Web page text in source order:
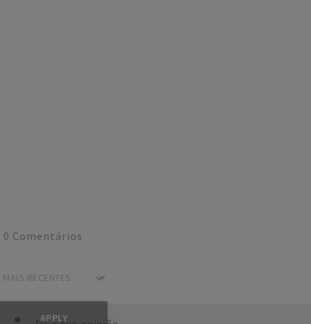
0 Comentários